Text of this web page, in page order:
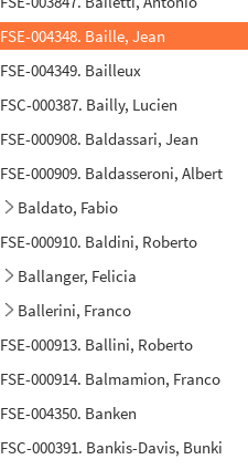
FSE-004348. Baille, Jean
FSE-004349. Bailleux
FSC-000387. Bailly, Lucien
FSE-000908. Baldassari, Jean
FSE-000909. Baldasseroni, Albert
Baldato, Fabio
FSE-000910. Baldini, Roberto
Ballanger, Felicia
Ballerini, Franco
FSE-000913. Ballini, Roberto
FSE-000914. Balmamion, Franco
FSE-004350. Banken
FSC-000391. Bankis-Davis, Bunki